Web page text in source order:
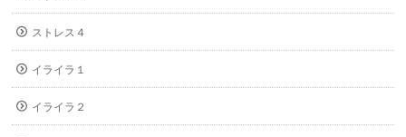
ストレス４
イライラ１
イライラ２